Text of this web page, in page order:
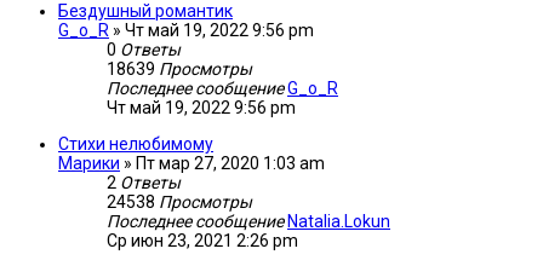
Бездушный романтик
G_o_R » Чт май 19, 2022 9:56 pm
0 Ответы
18639 Просмотры
Последнее сообщениеG_o_R
Чт май 19, 2022 9:56 pm
Стихи нелюбимому
Марики » Пт мар 27, 2020 1:03 am
2 Ответы
24538 Просмотры
Последнее сообщение Natalia.Lokun
Ср июн 23, 2021 2:26 pm